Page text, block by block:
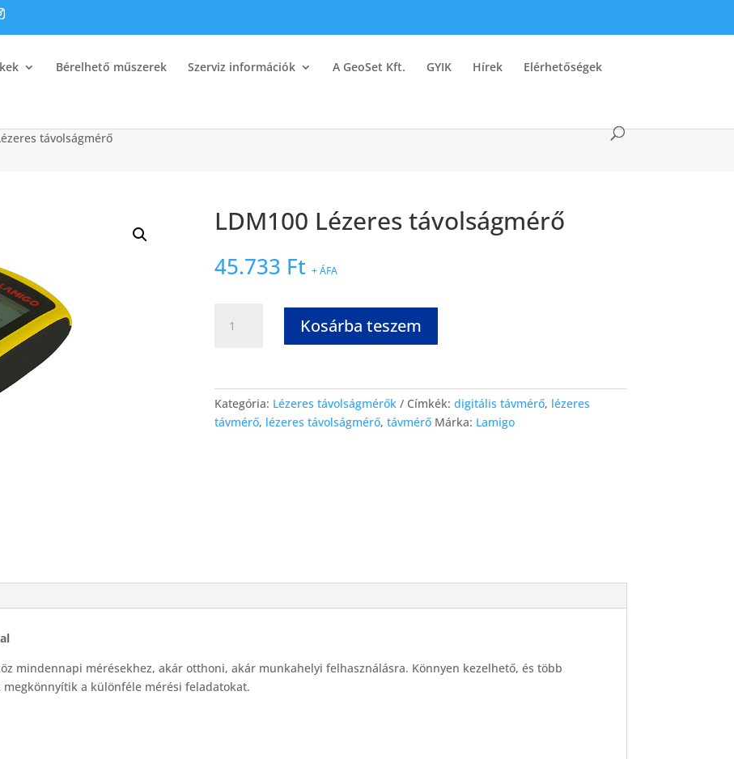
Bérelhető műszerek Szerviz információk A GeoSet Kft. GYIK Hírek Elérhetőségek
távolságmérő
LDM100 Lézeres távolságmérő
45.733 Ft + ÁFA
Kosárba teszem
Kategória: Lézeres távolságmérők Címkék: digitális távmérő, lézeres
távmérő, lézeres távolságmérő, távmérő Márka: Lamigo
mindennapi mérésekhez, akár otthoni, akár munkahelyi felhasználásra. Könnyen kezelhető, és több
a különféle mérési feladatokat.